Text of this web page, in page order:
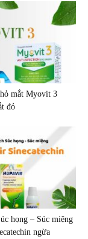
mắt Myovit 3
đỏ
họng – Súc miệng
ngừa